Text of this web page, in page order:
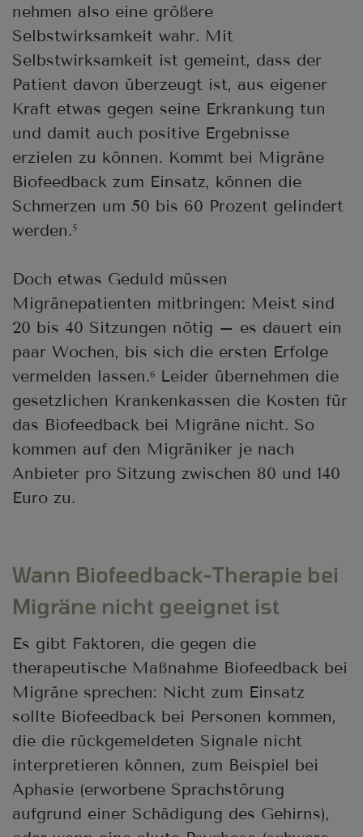
nehmen also eine größere
Selbstwirksamkeit wahr. Mit
Selbstwirksamkeit ist gemeint, dass der
Patient davon überzeugt ist, aus eigener
Kraft etwas gegen seine Erkrankung tun
und damit auch positive Ergebnisse
erzielen zu können. Kommt bei Migräne
Biofeedback zum Einsatz, können die
Schmerzen um 50 bis 60 Prozent gelindert
werden.5
Doch etwas Geduld müssen
Migränepatienten mitbringen: Meist sind
20 bis 40 Sitzungen nötig – es dauert ein
paar Wochen, bis sich die ersten Erfolge
vermelden lassen.6
Leider übernehmen die
gesetzlichen Krankenkassen die Kosten für
das Biofeedback bei Migräne nicht. So
kommen auf den Migräniker je nach
Anbieter pro Sitzung zwischen 80 und 140
Euro zu.
Wann Biofeedback-Therapie bei
Migräne nicht geeignet ist
Es gibt Faktoren, die gegen die
therapeutische Maßnahme Biofeedback bei
Migräne sprechen: Nicht zum Einsatz
sollte Biofeedback bei Personen kommen,
die die rückgemeldeten Signale nicht
interpretieren können, zum Beispiel bei
Aphasie (erworbene Sprachstörung
aufgrund einer Schädigung des Gehirns),